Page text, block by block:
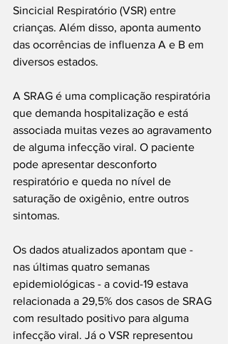
Sincicial Respiratório (VSR) entre
crianças. Além disso, aponta aumento
das ocorrências de influenza A e B em
diversos estados.
A SRAG é uma complicação respiratória
que demanda hospitalização e está
associada muitas vezes ao agravamento
de alguma infecção viral. O paciente
pode apresentar desconforto
respiratório e queda no nível de
saturação de oxigênio, entre outros
sintomas.
Os dados atualizados apontam que -
nas últimas quatro semanas
epidemiológicas - a covid-19 estava
relacionada a 29,5% dos casos de SRAG
com resultado positivo para alguma
infecção viral. Já o VSR representou